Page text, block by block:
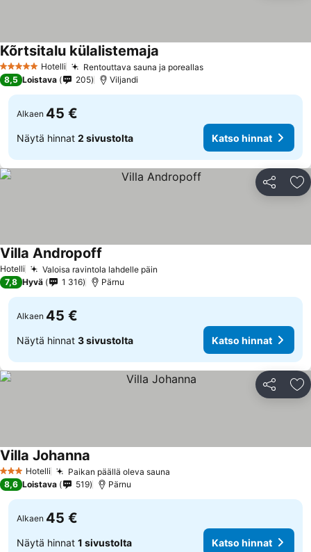
5 Tähtiluokitus
Hotelli Rentouttava sauna ja poreallas
Kõrtsitalu külalistemaja
8,5 Loistava 205 Viljandi
Alkaen 45 €
Näytä hinnat 2 sivustolta Katso hinnat
Jaa
Hotelli Valoisa ravintola lahdelle päin
Villa Andropoff
7,8 Hyvä 1 316 Pärnu
Alkaen 45 €
Näytä hinnat 3 sivustolta Katso hinnat
Jaa
3 Tähtiluokitus
Hotelli Paikan päällä oleva sauna
Villa Johanna
8,6 Loistava 519 Pärnu
Alkaen 45 €
Näytä hinnat 1 sivustolta Katso hinnat